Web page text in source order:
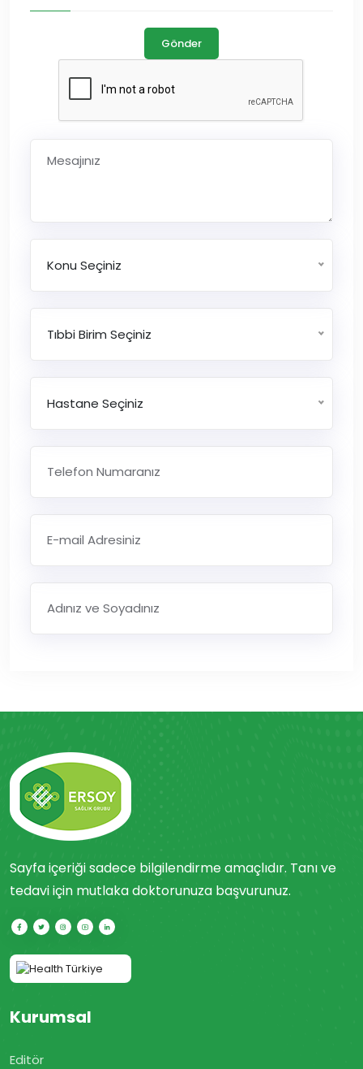
Hastane Seçiniz
Tıbbi Birim Seçiniz
Konu Seçiniz
Gönder
Sayfa içeriği sadece bilgilendirme amaçlıdır. Tanı ve
tedavi için mutlaka doktorunuza başvurunuz.
Kurumsal
Editör